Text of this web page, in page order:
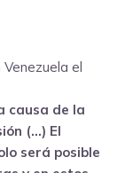
causa de la
(…) El
será posible